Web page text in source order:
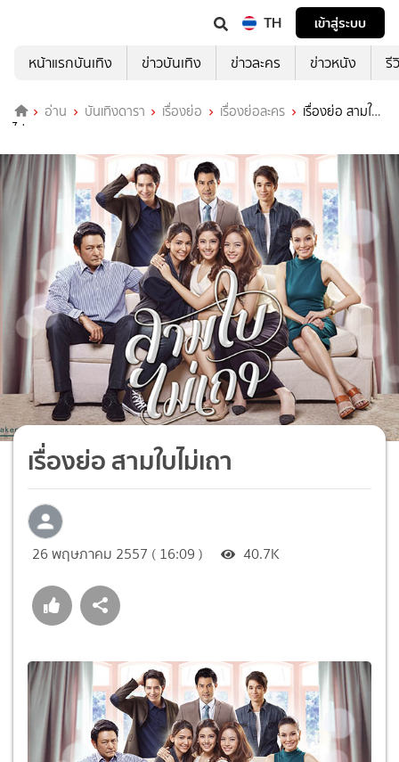
TH
เข้าสู่ระบบ
หน้าแรกบันเทิง
ข่าวบันเทิง ข่าวละคร ข่าวหนัง รี
อ่าน บันเทิงดารา เรื่องย่อ เรื่องย่อละคร
เรื่องย่อ สามใบ
ไม่เถา
เรื่องย่อ สามใบไม่เถา
26 พฤษภาคม 2557 ( 16:09 ) 40.7K